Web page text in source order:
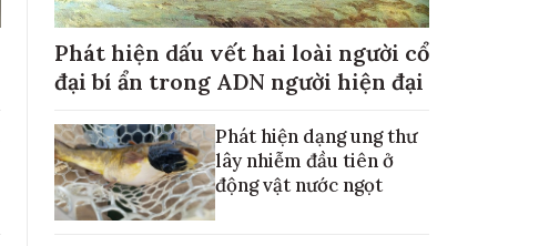
Phát hiện dấu vết hai loài người cổ
đại bí ẩn trong ADN người hiện đại
Phát hiện dạng ung thư
lây nhiễm đầu tiên ở
động vật nước ngọt